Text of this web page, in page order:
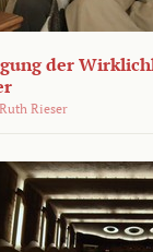
der
Ruth Rieser